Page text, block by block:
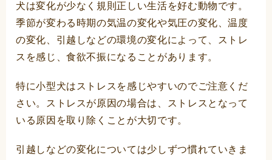
犬は変化が少なく規則正しい生活を好む動物です。
季節が変わる時期の気温の変化や気圧の変化、温度
の変化、引越しなどの環境の変化によって、ストレ
スを感じ、食欲不振になることがあります。
特に小型犬はストレスを感じやすいのでご注意くだ
さい。ストレスが原因の場合は、ストレスとなって
いる原因を取り除くことが大切です。
引越しなどの変化については少しずつ慣れていきま